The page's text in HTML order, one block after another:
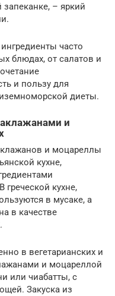
– яркий
часто
блюдах, от салатов и
и пользу для
диеты.
и
и моцареллы
кухне,
греческой кухне,
в мусаке, а
в качестве
в вегетарианских и
и моцареллой
или чиабатты, с
Закуска из